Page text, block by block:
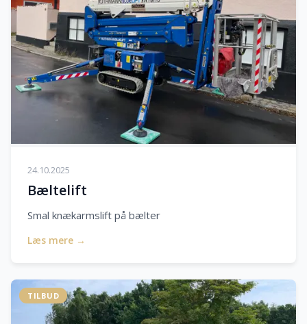
24.10.2025
Bæltelift
Smal knækarmslift på bælter
Læs mere →
TILBUD